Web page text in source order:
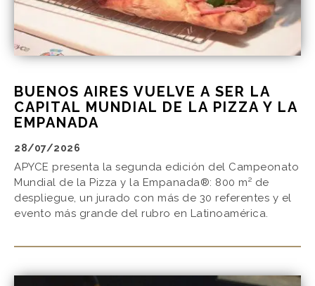
BUENOS AIRES VUELVE A SER LA
CAPITAL MUNDIAL DE LA PIZZA Y LA
EMPANADA
28/07/2026
APYCE presenta la segunda edición del Campeonato
Mundial de la Pizza y la Empanada®: 800 m² de
despliegue, un jurado con más de 30 referentes y el
evento más grande del rubro en Latinoamérica.